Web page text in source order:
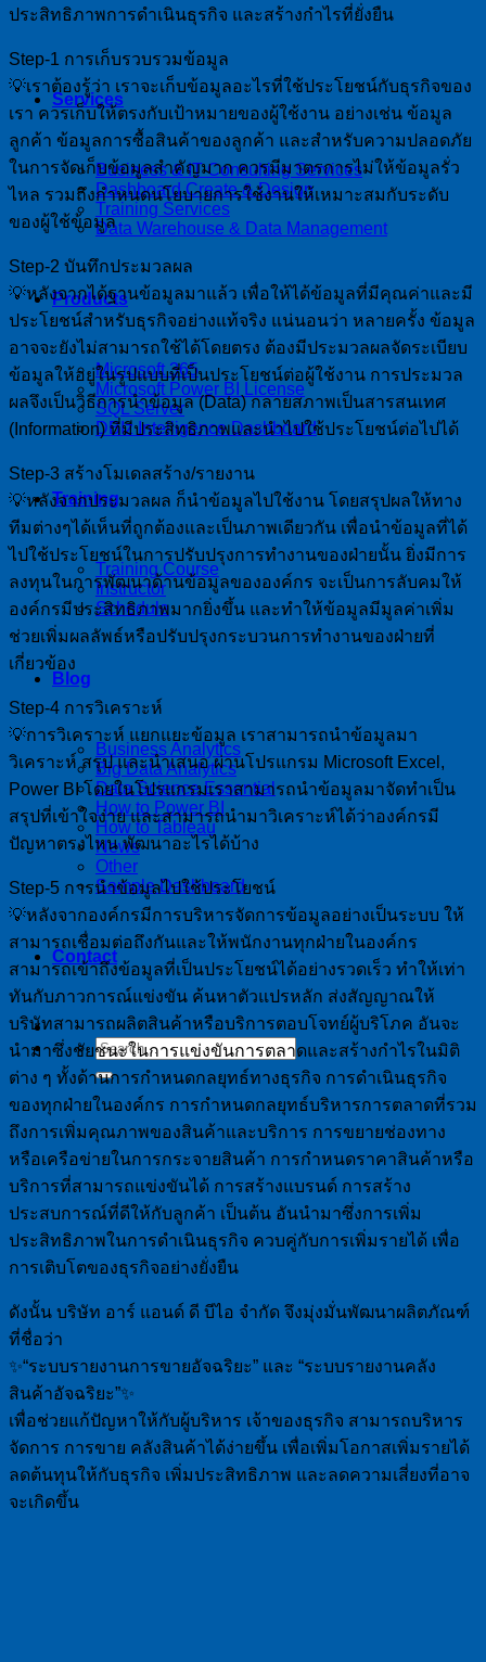
Services
Business & IT Consulting Services
Dashboard Create & Design
Training Services
Data Warehouse & Data Management
Products
Microsoft 365
Microsoft Power BI License
SQL Server
DBIz Intelligence Dashboard
Training
Training Course
Instructor
Schedule
Blog
Business Analytics
Big Data Analytics
Data Science Essential
How to Power BI
How to Tableau
News
Other
Sample Dashboard
Contact
ประสิทธิภาพการดำเนินธุรกิจ และสร้างกำไรที่ยั่งยืน
Step-1 การเก็บรวบรวมข้อมูล
💡เราต้องรู้ว่า เราจะเก็บข้อมูลอะไรที่ใช้ประโยชน์กับธุรกิจของ
เรา ควรเก็บให้ตรงกับเป้าหมายของผู้ใช้งาน อย่างเช่น ข้อมูล
ลูกค้า ข้อมูลการซื้อสินค้าของลูกค้า และสำหรับความปลอดภัย
ในการจัดเก็บข้อมูลสำคัญมาก ควรมีมาตรการไม่ให้ข้อมูลรั่ว
ไหล รวมถึงกำหนดนโยบายการใช้งานให้เหมาะสมกับระดับ
ของผู้ใช้ข้อมูล
Step-2 บันทึกประมวลผล
💡หลังจากได้ฐานข้อมูลมาแล้ว เพื่อให้ได้ข้อมูลที่มีคุณค่าและมี
ประโยชน์สำหรับธุรกิจอย่างแท้จริง แน่นอนว่า หลายครั้ง ข้อมูล
อาจจะยังไม่สามารถใช้ได้โดยตรง ต้องมีประมวลผลจัดระเบียบ
ข้อมูลให้อยู่ในรูปแบบที่เป็นประโยชน์ต่อผู้ใช้งาน การประมวล
ผลจึงเป็นวิธีการนำข้อมูล (Data) กลายสภาพเป็นสารสนเทศ
(Information) ที่มีประสิทธิภาพและนำไปใช้ประโยชน์ต่อไปได้
Step-3 สร้างโมเดลสร้าง/รายงาน
💡หลังจากประมวลผล ก็นำข้อมูลไปใช้งาน โดยสรุปผลให้ทาง
ทีมต่างๆได้เห็นที่ถูกต้องและเป็นภาพเดียวกัน เพื่อนำข้อมูลที่ได้
ไปใช้ประโยชน์ในการปรับปรุงการทำงานของฝ่ายนั้น ยิ่งมีการ
ลงทุนในการพัฒนาด้านข้อมูลขององค์กร จะเป็นการลับคมให้
องค์กรมีประสิทธิภาพมากยิ่งขึ้น และทำให้ข้อมูลมีมูลค่าเพิ่ม
ช่วยเพิ่มผลลัพธ์หรือปรับปรุงกระบวนการทำงานของฝ่ายที่
เกี่ยวข้อง
Step-4 การวิเคราะห์
💡การวิเคราะห์ แยกแยะข้อมูล เราสามารถนำข้อมูลมา
วิเคราะห์ สรุป และนำเสนอ ผ่านโปรแกรม Microsoft Excel,
Power BI โดยในโปรแกรมเราสามารถนำข้อมูลมาจัดทำเป็น
สรุปที่เข้าใจง่าย และสามารถนำมาวิเคราะห์ได้ว่าองค์กรมี
ปัญหาตรงไหน พัฒนาอะไรได้บ้าง
Step-5 การนำข้อมูลไปใช้ประโยชน์
💡หลังจากองค์กรมีการบริหารจัดการข้อมูลอย่างเป็นระบบ ให้
สามารถเชื่อมต่อถึงกันและให้พนักงานทุกฝ่ายในองค์กร
สามารถเข้าถึงข้อมูลที่เป็นประโยชน์ได้อย่างรวดเร็ว ทำให้เท่า
ทันกับภาวการณ์แข่งขัน ค้นหาตัวแปรหลัก ส่งสัญญาณให้
บริษัทสามารถผลิตสินค้าหรือบริการตอบโจทย์ผู้บริโภค อันจะ
นำมาซึ่งชัยชนะในการแข่งขันการตลาดและสร้างกำไรในมิติ
ต่าง ๆ ทั้งด้านการกำหนดกลยุทธ์ทางธุรกิจ การดำเนินธุรกิจ
ของทุกฝ่ายในองค์กร การกำหนดกลยุทธ์บริหารการตลาดที่รวม
ถึงการเพิ่มคุณภาพของสินค้าและบริการ การขยายช่องทาง
หรือเครือข่ายในการกระจายสินค้า การกำหนดราคาสินค้าหรือ
บริการที่สามารถแข่งขันได้ การสร้างแบรนด์ การสร้าง
ประสบการณ์ที่ดีให้กับลูกค้า เป็นต้น อันนำมาซึ่งการเพิ่ม
ประสิทธิภาพในการดำเนินธุรกิจ ควบคู่กับการเพิ่มรายได้ เพื่อ
การเติบโตของธุรกิจอย่างยั่งยืน
ดังนั้น บริษัท อาร์ แอนด์ ดี บีไอ จำกัด จึงมุ่งมั่นพัฒนาผลิตภัณฑ์
ที่ชื่อว่า
✨“ระบบรายงานการขายอัจฉริยะ” และ “ระบบรายงานคลัง
สินค้าอัจฉริยะ”✨
เพื่อช่วยแก้ปัญหาให้กับผู้บริหาร เจ้าของธุรกิจ สามารถบริหาร
จัดการ การขาย คลังสินค้าได้ง่ายขึ้น เพื่อเพิ่มโอกาสเพิ่มรายได้
ลดต้นทุนให้กับธุรกิจ เพิ่มประสิทธิภาพ และลดความเสี่ยงที่อาจ
จะเกิดขึ้น